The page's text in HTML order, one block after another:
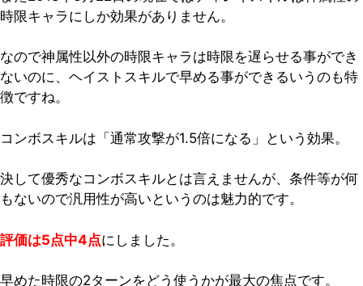
時限キャラにしか効果がありません。
なので神属性以外の時限キャラは時限を遅らせる事ができ
ないのに、ヘイストスキルで早める事ができるいうのも特
徴ですね。
コンボスキルは「通常攻撃が1.5倍になる」という効果。
決して優秀なコンボスキルとは言えませんが、条件等が何
もないので汎用性が高いというのは魅力的です。
評価は5点中4点にしました。
早めた時限の2ターンをどう使うかが最大の焦点です。